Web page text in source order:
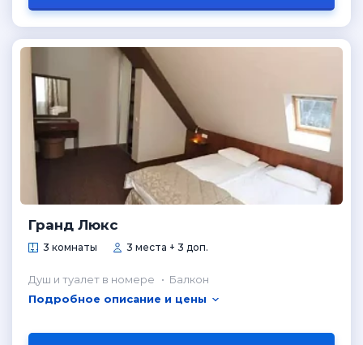
Гранд Люкс
3 комнаты 3 места + 3 доп.
Душ и туалет в номере
Балкон
Подробное описание и цены